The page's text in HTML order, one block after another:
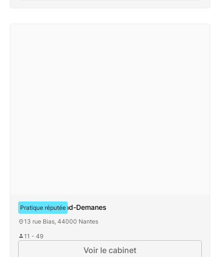
Cabinet Bertrand-Demanes
13 rue Bias, 44000 Nantes
11 - 49
Pratique réputée
Voir le cabinet